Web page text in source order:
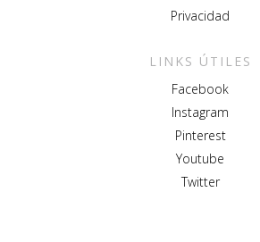
Privacidad
LINKS ÚTILES
Facebook
Instagram
Pinterest
Youtube
Twitter